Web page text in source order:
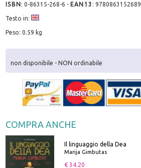
ISBN:0-86315-268-6 - EAN13 :9780863152689
Testo in:
Peso: 0.59 kg
non disponibile - NON ordinabile
COMPRA ANCHE
Il linguaggio della Dea
Marija Gimbutas
€ 34.20